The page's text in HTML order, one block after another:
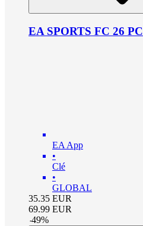
EA SPORTS FC 26 PC
EA App
•
Clé
•
GLOBAL
35.35 EUR
69.99 EUR
-49%